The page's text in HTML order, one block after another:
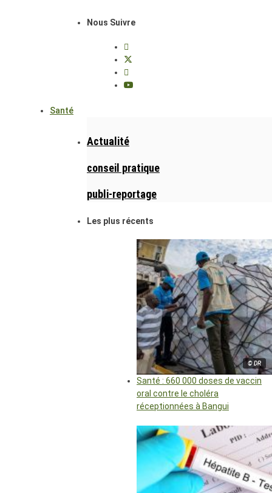
Nous Suivre
Santé
Actualité
conseil pratique
publi-reportage
Les plus récents
© DR
Santé : 660 000 doses de vaccin
oral contre le choléra
réceptionnées à Bangui